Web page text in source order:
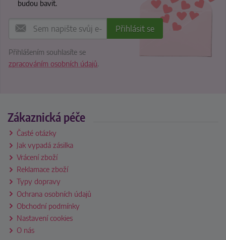
budou bavit.
Přihlášením souhlasíte se
zpracováním osobních údajů.
Zákaznická péče
Časté otázky
Jak vypadá zásilka
Vrácení zboží
Reklamace zboží
Typy dopravy
Ochrana osobních údajů
Obchodní podmínky
Nastavení cookies
O nás